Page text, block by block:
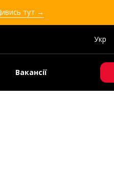
тут →
Укр
Вакансії